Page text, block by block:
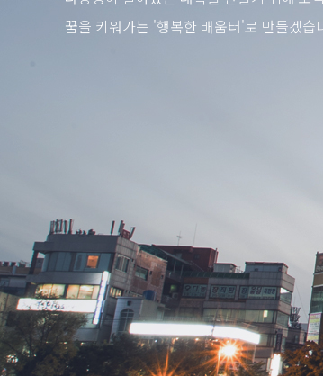
꿈을 키워가는 '행복한 배움터'로 만들겠습